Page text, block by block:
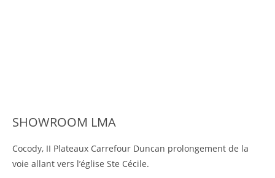
SHOWROOM LMA
Cocody, II Plateaux Carrefour Duncan prolongement de la
voie allant vers l’église Ste Cécile.